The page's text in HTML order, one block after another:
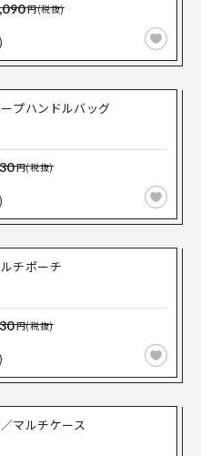
円(税抜)
プハンドルバッグ
円(税抜)
チポーチ
円(税抜)
マルチケース